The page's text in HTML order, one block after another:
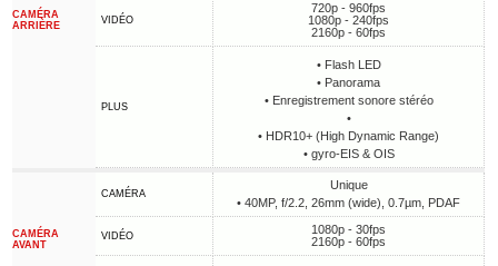
CAMÉRA
ARRIÈRE
VIDÉO
720p - 960fps
1080p - 240fps
2160p - 60fps
PLUS
• Flash LED
• Panorama
• Enregistrement sonore stéréo
•
• HDR10+ (High Dynamic Range)
• gyro-EIS & OIS
CAMÉRA
AVANT
CAMÉRA
Unique
• 40MP, f/2.2, 26mm (wide), 0.7µm, PDAF
VIDÉO
1080p - 30fps
2160p - 60fps